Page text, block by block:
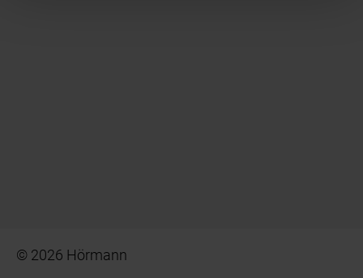
© 2026 Hörmann